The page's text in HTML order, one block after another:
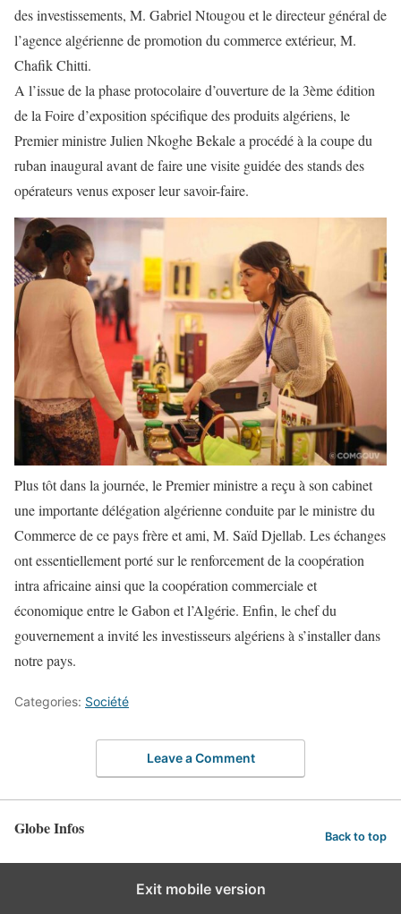
des investissements, M. Gabriel Ntougou et le directeur général de
l’agence algérienne de promotion du commerce extérieur, M.
Chafik Chitti.
A l’issue de la phase protocolaire d’ouverture de la 3ème édition
de la Foire d’exposition spécifique des produits algériens, le
Premier ministre Julien Nkoghe Bekale a procédé à la coupe du
ruban inaugural avant de faire une visite guidée des stands des
opérateurs venus exposer leur savoir-faire.
Plus tôt dans la journée, le Premier ministre a reçu à son cabinet
une importante délégation algérienne conduite par le ministre du
Commerce de ce pays frère et ami, M. Saïd Djellab. Les échanges
ont essentiellement porté sur le renforcement de la coopération
intra africaine ainsi que la coopération commerciale et
économique entre le Gabon et l’Algérie. Enfin, le chef du
gouvernement a invité les investisseurs algériens à s’installer dans
notre pays.
Categories: Société
Leave a Comment
Globe Infos Back to top
Exit mobile version